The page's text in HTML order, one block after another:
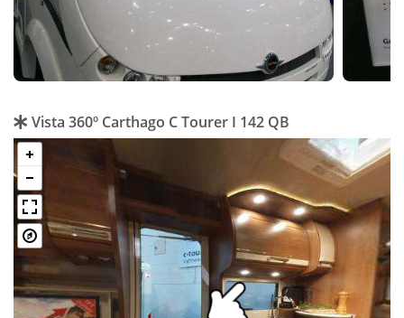
Vista 360º Carthago C Tourer I 142 QB